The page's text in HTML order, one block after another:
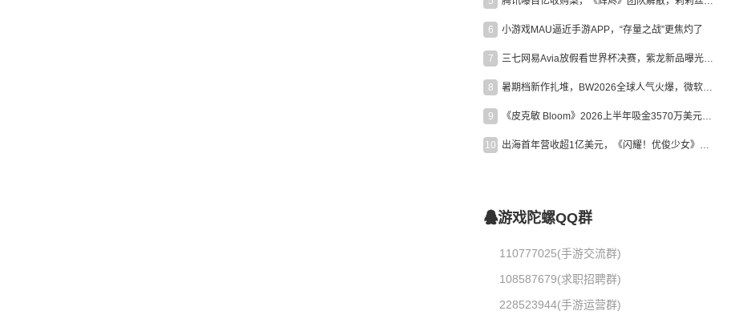
6 小游戏MAU逼近手游APP，“存量之战”更焦灼了
7 三七网易Avia放假看世界杯决赛，紫龙新品曝光，米哈游新作上线 | 陀螺周报
8 暑期档新作扎堆，BW2026全球人气火爆，微软XBOX大裁员|陀螺周报
9 《皮克敏 Bloom》2026上半年吸金3570万美元，中国台湾成最大市场
10 出海首年营收超1亿美元，《闪耀！优俊少女》美国市场占比达七成
游戏陀螺QQ群
110777025(手游交流群)
108587679(求职招聘群)
228523944(手游运营群)